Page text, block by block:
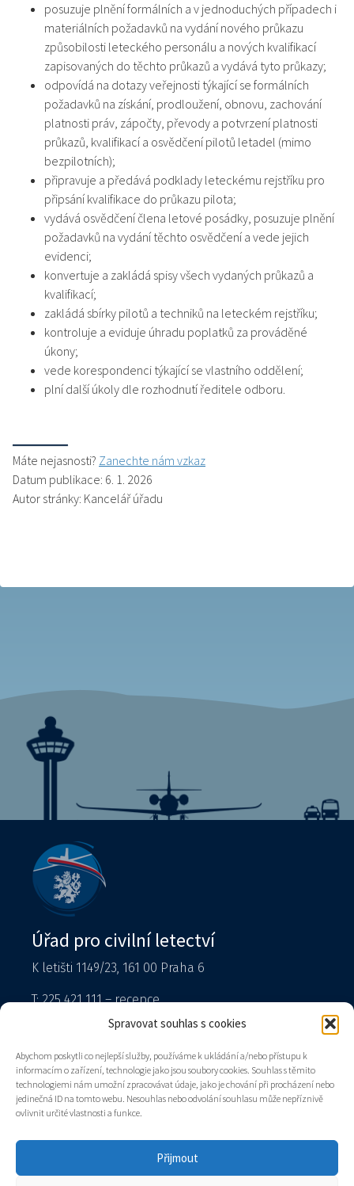
Spravovat souhlas s cookies
Abychom poskytli co nejlepší služby, používáme k ukládání a/nebo přístupu k
informacím o zařízení, technologie jako jsou soubory cookies. Souhlas s těmito
technologiemi nám umožní zpracovávat údaje, jako je chování při procházení nebo
jedinečná ID na tomto webu. Nesouhlas nebo odvolání souhlasu může nepříznivě
ovlivnit určité vlastnosti a funkce.
Přijmout
posuzuje plnění formálních a v jednoduchých případech i
materiálních požadavků na vydání nového průkazu
způsobilosti leteckého personálu a nových kvalifikací
zapisovaných do těchto průkazů a vydává tyto průkazy;
odpovídá na dotazy veřejnosti týkající se formálních
požadavků na získání, prodloužení, obnovu, zachování
platnosti práv, zápočty, převody a potvrzení platnosti
průkazů, kvalifikací a osvědčení pilotů letadel (mimo
bezpilotních);
připravuje a předává podklady leteckému rejstříku pro
připsání kvalifikace do průkazu pilota;
vydává osvědčení člena letové posádky, posuzuje plnění
požadavků na vydání těchto osvědčení a vede jejich
evidenci;
konvertuje a zakládá spisy všech vydaných průkazů a
kvalifikací;
zakládá sbírky pilotů a techniků na leteckém rejstříku;
kontroluje a eviduje úhradu poplatků za prováděné
úkony;
vede korespondenci týkající se vlastního oddělení;
plní další úkoly dle rozhodnutí ředitele odboru.
Máte nejasnosti? Zanechte nám vzkaz
Datum publikace: 6. 1. 2026
Autor stránky: Kancelář úřadu
Úřad pro civilní letectví
K letišti 1149/23, 161 00 Praha 6
T: 225 421 111 – recepce
podatelna@caa.gov.cz
Datová schránka: v8gaaz5
Úřad